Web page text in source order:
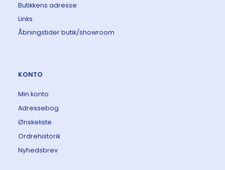
Butikkens adresse
Links
Åbningstider butik/showroom
KONTO
Min konto
Adressebog
Ønskeliste
Ordrehistorik
Nyhedsbrev